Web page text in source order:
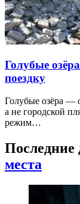
Голубые
поездку
Голубые озёра —
а не городской
режим…
Последние
места